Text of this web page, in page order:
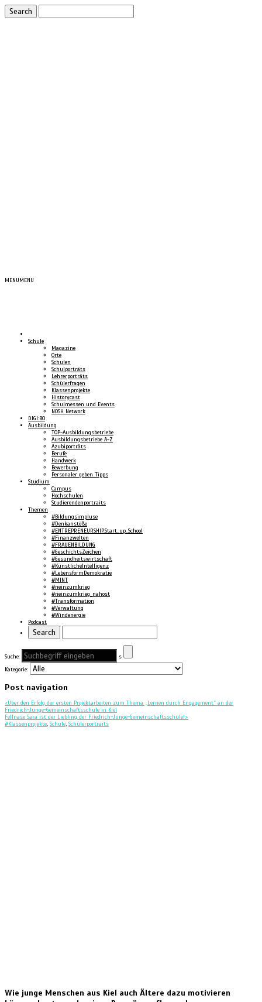
MENUMENU
Schule
Magazine
Orte
Schulen
Schulporträts
Lehrerporträts
Schülerfragen
Klassenprojekte
Historycast
Schulmessen und Events
NOSH Network
DIGI:BO
Ausbildung
TOP-Ausbildungsbetriebe
Ausbildungsbetriebe A-Z
Azubiporträts
Berufe
Handwerk
Bewerbung
Personaler geben Tipps
Studium
Campus
Hochschulen
Studierendenportraits
Themen
#Bildungsimpluse
#Denkanstöße
#ENTREPRENEURSHIP.Start_up_School
#Finanzwelten
#FRAUENBILDUNG
#GeschichtsZeichen
#Gesundheitswirtschaft
#KünstlicheIntelligenz
#LebensformDemokratie
#MINT
#neinzumkrieg
#neinzumkrieg_nahost
#Transformation
#Verwaltung
#Windenergie
Podcast
Suche:
s
Kategorie:
Post navigation
<Über den Erfolg der ersten Projektarbeiten zum Thema „Lernen durch Engagement“ an der
Friedrich-Junge-Gemeinschaftsschule in Kiel
Fellnase Sara ist der Liebling der Friedrich-Junge-Gemeinschaftsschule!>
#Klassenprojekte, Schule, Schülerportraits
Wie junge Menschen aus Kiel auch Ältere dazu motivieren